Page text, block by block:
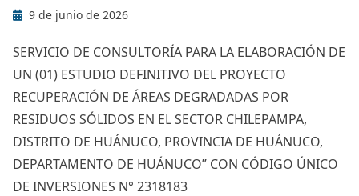
9 de junio de 2026
SERVICIO DE CONSULTORÍA PARA LA ELABORACIÓN DE
UN (01) ESTUDIO DEFINITIVO DEL PROYECTO
RECUPERACIÓN DE ÁREAS DEGRADADAS POR
RESIDUOS SÓLIDOS EN EL SECTOR CHILEPAMPA,
DISTRITO DE HUÁNUCO, PROVINCIA DE HUÁNUCO,
DEPARTAMENTO DE HUÁNUCO” CON CÓDIGO ÚNICO
DE INVERSIONES N° 2318183